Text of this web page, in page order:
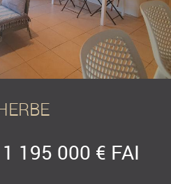
1 195 000 € FAI